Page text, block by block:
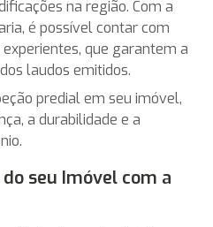
na região. Com a
é possível contar com
que garantem a
laudos emitidos.
predial em seu imóvel,
a durabilidade e a
seu Imóvel com a